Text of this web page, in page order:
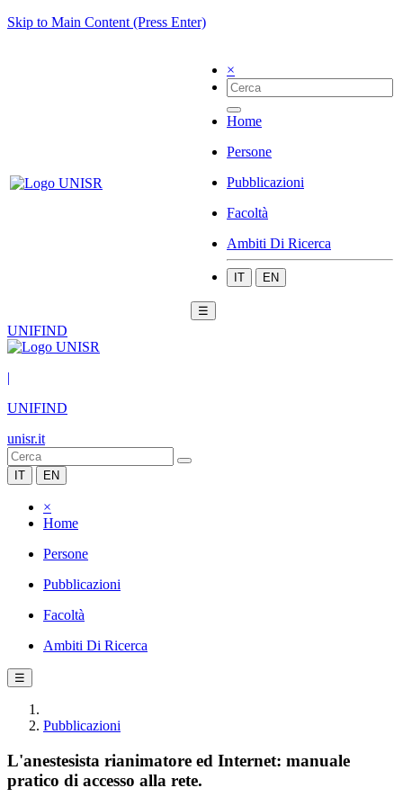
Skip to Main Content (Press Enter)
×
Home
Persone
Pubblicazioni
Facoltà
Ambiti Di Ricerca
IT EN
☰
UNIFIND
|
UNIFIND
unisr.it
IT EN
×
Home
Persone
Pubblicazioni
Facoltà
Ambiti Di Ricerca
☰
Pubblicazioni
L'anestesista rianimatore ed Internet: manuale
pratico di accesso alla rete.